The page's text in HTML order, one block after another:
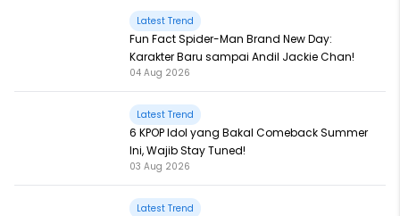
Latest Trend
Fun Fact Spider-Man Brand New Day:
Karakter Baru sampai Andil Jackie Chan!
04 Aug 2026
Latest Trend
6 KPOP Idol yang Bakal Comeback Summer
Ini, Wajib Stay Tuned!
03 Aug 2026
Latest Trend